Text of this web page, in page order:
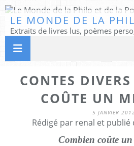
CONTES
COÛTE UN
5 JANVIER 2012
Rédigé par renal et publié
Combien coûte